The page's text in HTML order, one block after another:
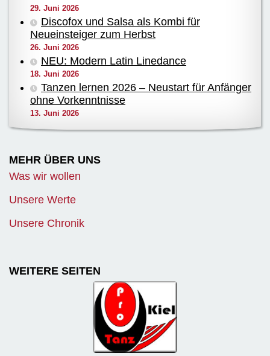
29. Juni 2026
Discofox und Salsa als Kombi für
Neueinsteiger zum Herbst
26. Juni 2026
NEU: Modern Latin Linedance
18. Juni 2026
Tanzen lernen 2026 – Neustart für Anfänger
ohne Vorkenntnisse
13. Juni 2026
MEHR ÜBER UNS
Was wir wollen
Unsere Werte
Unsere Chronik
WEITERE SEITEN